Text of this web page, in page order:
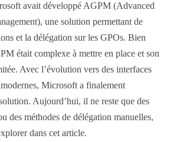
avait développé AGPM (Advanced
une solution permettant de
et la délégation sur les GPOs. Bien
était complexe à mettre en place et son
Avec l’évolution vers des interfaces
Microsoft a finalement
Aujourd’hui, il ne reste que des
des méthodes de délégation manuelles,
dans cet article.